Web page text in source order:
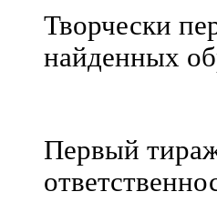
Творчески
найденных
Первый